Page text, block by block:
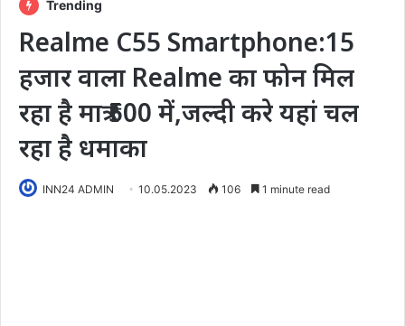
Trending
Realme C55 Smartphone:15
हजार वाला Realme का फोन मिल
रहा है मात्र ₹500 में,जल्दी करे यहां चल
रहा है धमाका
INN24 ADMIN 10.05.2023 106 1 minute read